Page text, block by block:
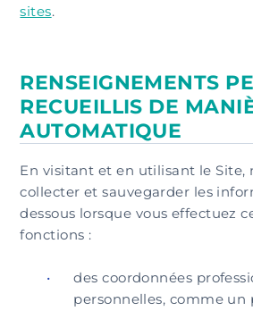
sites.
RENSEIGNEMENTS
RECUEILLIS DE
AUTOMATIQUE
En visitant et en utilisant le Site,
collecter et sauvegarder les
dessous lorsque vous effectuez
fonctions :
des coordonnées
personnelles, comme un